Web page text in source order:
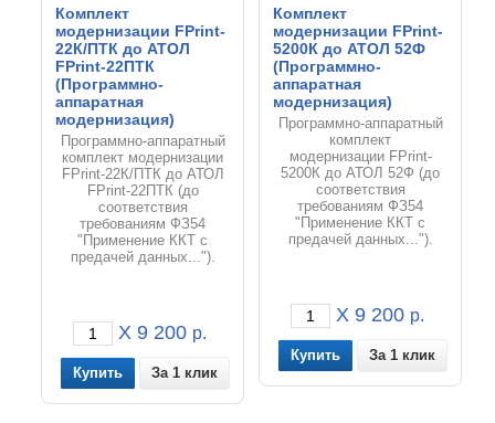
Комплект
модернизации FPrint-
22К/ПТК до АТОЛ
FPrint-22ПТК
(Программно-
аппаратная
модернизация)
Программно-аппаратный
комплект модернизации
FPrint-22К/ПТК до АТОЛ
FPrint-22ПТК (до
соответствия
требованиям ФЗ54
"Применение ККТ с
предачей данных...").
X 9 200 р.
За 1 клик
Комплект
модернизации FPrint-
5200К до АТОЛ 52Ф
(Программно-
аппаратная
модернизация)
Программно-аппаратный
комплект
модернизации FPrint-
5200К до АТОЛ 52Ф (до
соответствия
требованиям ФЗ54
"Применение ККТ с
предачей данных...").
X 9 200 р.
За 1 клик